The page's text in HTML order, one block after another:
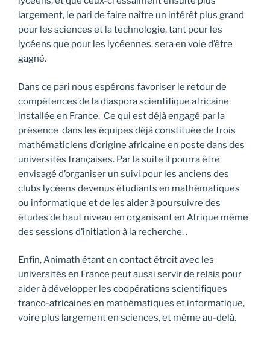
largement, le pari de faire naître un intérêt plus grand
pour les sciences et la technologie, tant pour les
lycéens que pour les lycéennes, sera en voie d’être
gagné.
Dans ce pari nous espérons favoriser le retour de
compétences de la diaspora scientifique africaine
installée en France. Ce qui est déjà engagé par la
présence dans les équipes déjà constituée de trois
mathématiciens d’origine africaine en poste dans des
universités françaises. Par la suite il pourra être
envisagé d’organiser un suivi pour les anciens des
clubs lycéens devenus étudiants en mathématiques
ou informatique et de les aider à poursuivre des
études de haut niveau en organisant en Afrique même
des sessions d’initiation à la recherche. .
Enfin, Animath étant en contact étroit avec les
universités en France peut aussi servir de relais pour
aider à développer les coopérations scientifiques
franco-africaines en mathématiques et informatique,
voire plus largement en sciences, et même au-delà.